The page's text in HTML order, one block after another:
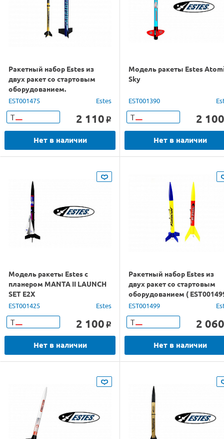
Ракетный набор Estes из
двух ракет со стартовым
оборудованием.
EST001475 Estes
Т 2 110 o
Нет в наличии
Модель ракеты Estes
Sky
EST001390
Т 2 100
Нет в наличии
Модель ракеты Estes с
планером MANTA II LAUNCH
SET E2X
EST001425 Estes
Т 2 100 o
Нет в наличии
Ракетный набор Estes из
двух ракет со стартовым
оборудованием (
EST001499
Т 2 060
Нет в наличии